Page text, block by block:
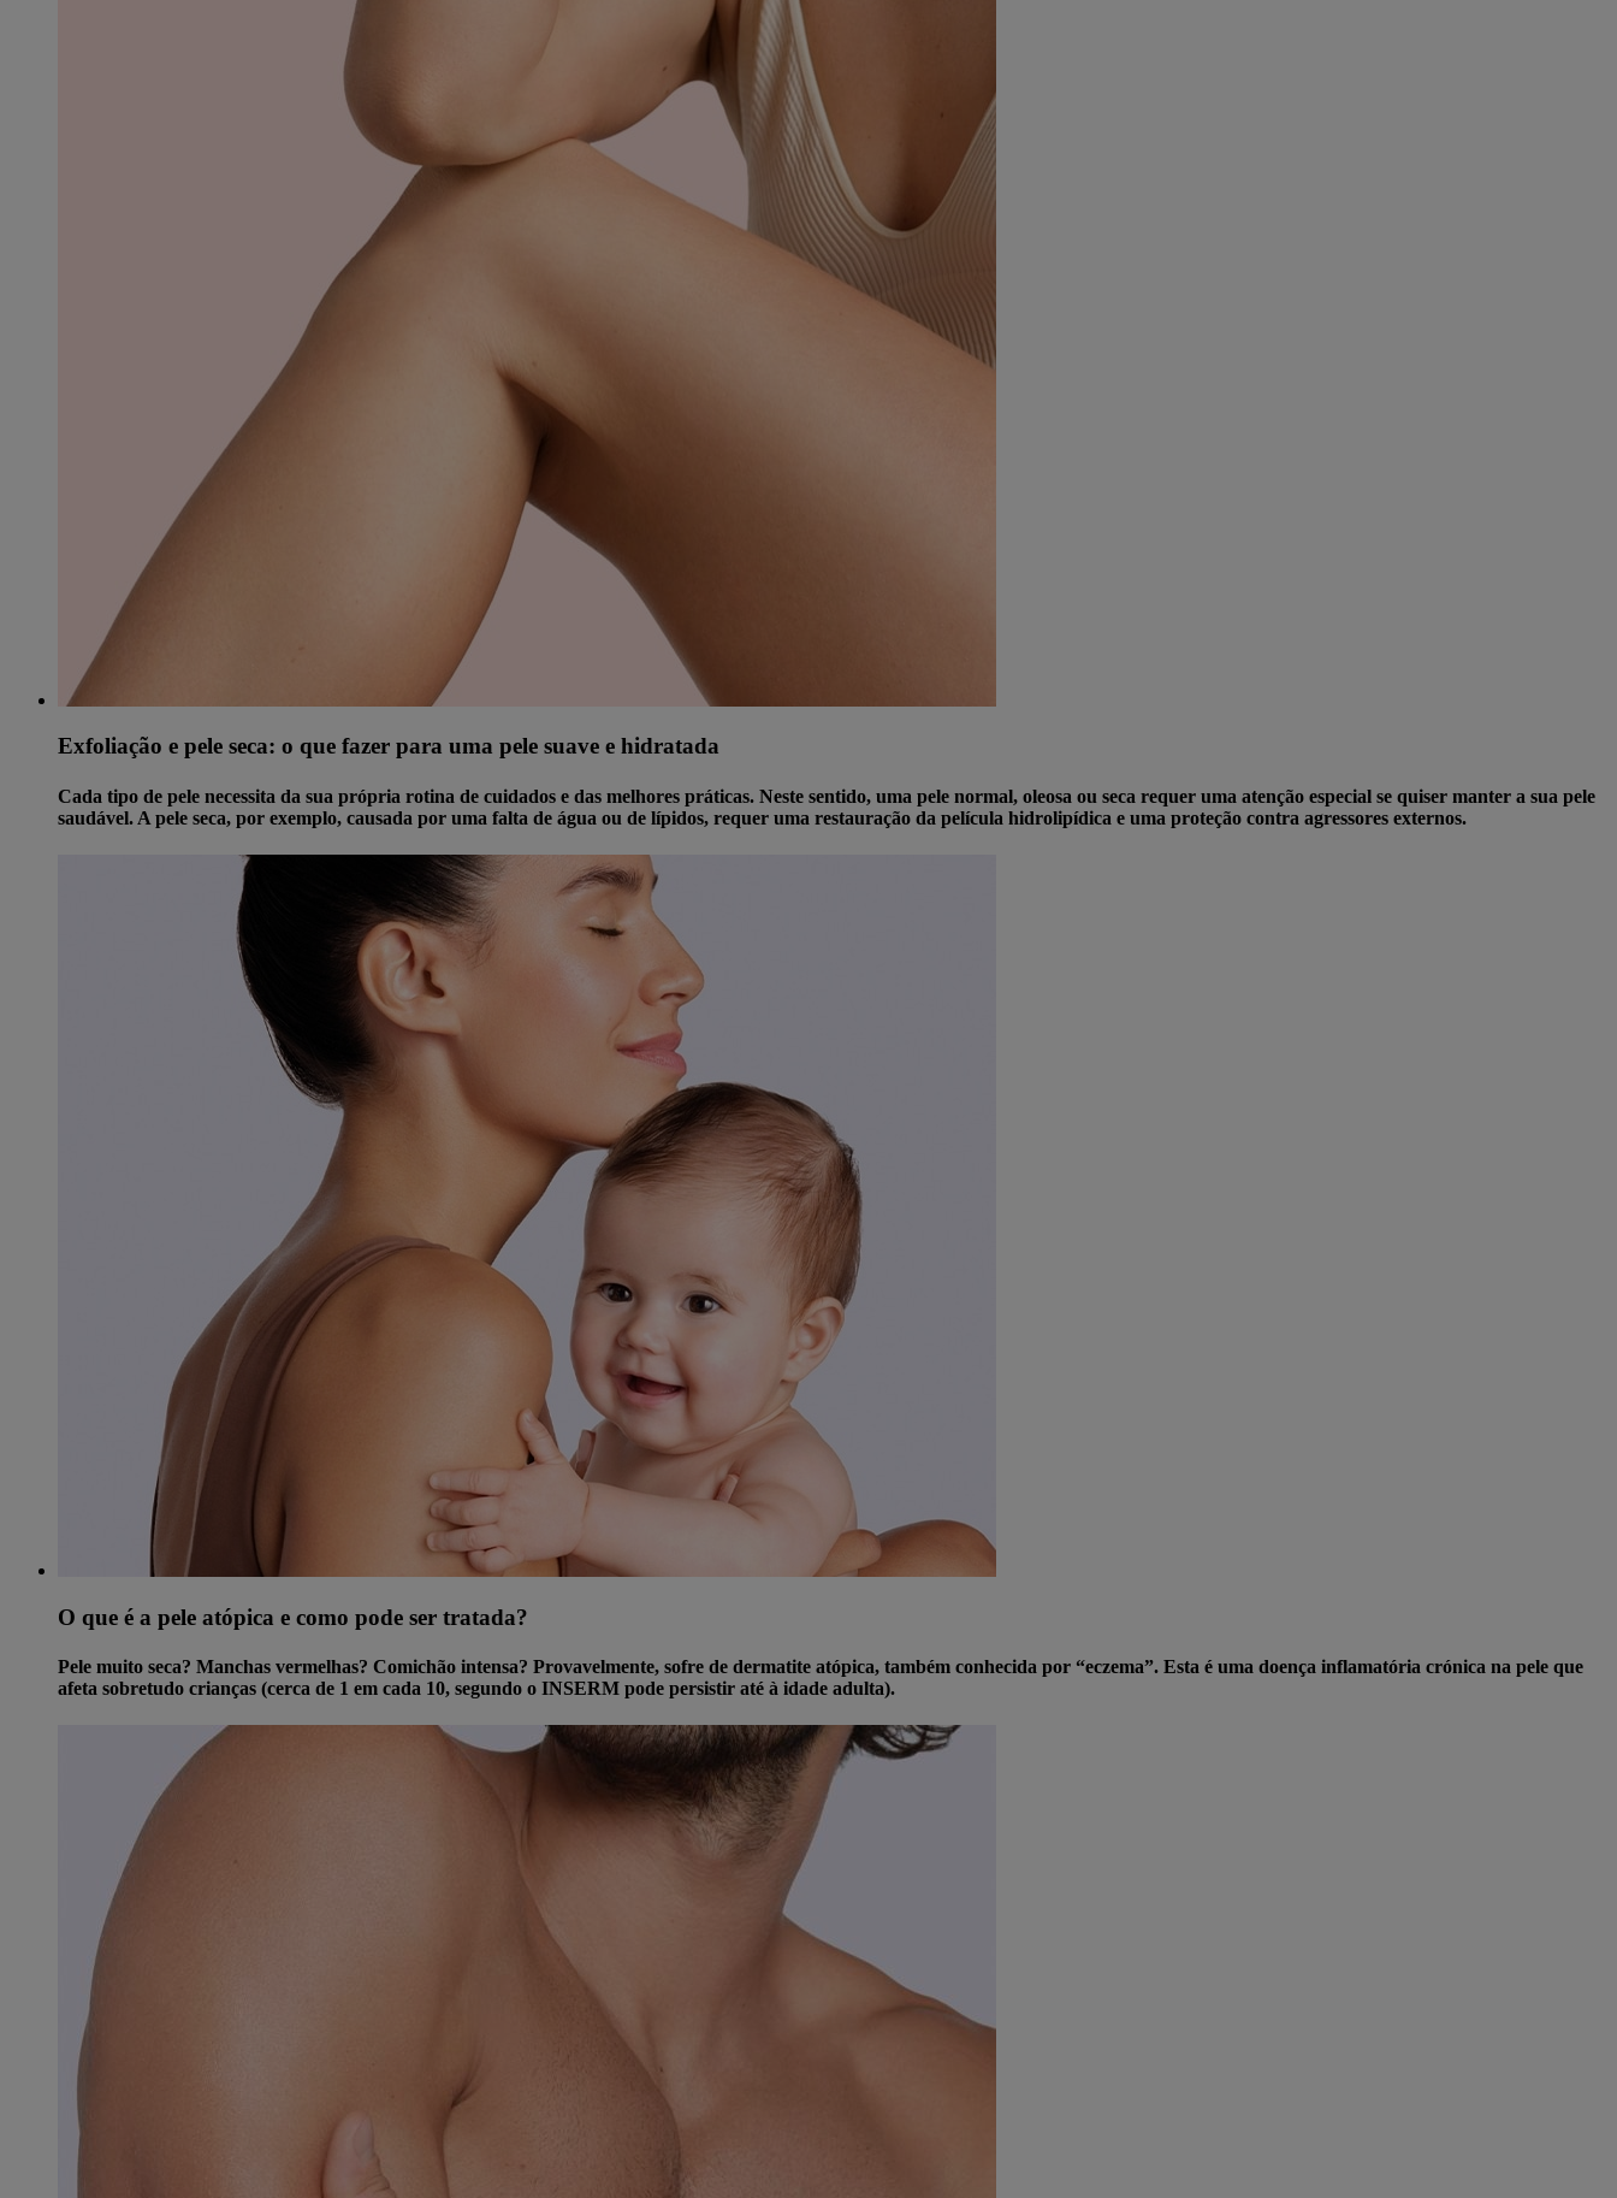
Exfoliação e pele seca: o que fazer para uma pele suave e hidratada
Cada tipo de pele necessita da sua própria rotina de cuidados e das melhores práticas. Neste sentido, uma pele normal, oleosa ou seca requer uma atenção especial se quiser manter a sua pele
saudável. A pele seca, por exemplo, causada por uma falta de água ou de lípidos, requer uma restauração da película hidrolipídica e uma proteção contra agressores externos.
O que é a pele atópica e como pode ser tratada?
Pele muito seca? Manchas vermelhas? Comichão intensa? Provavelmente, sofre de dermatite atópica, também conhecida por “eczema”. Esta é uma doença inflamatória crónica na pele que
afeta sobretudo crianças (cerca de 1 em cada 10, segundo o INSERM pode persistir até à idade adulta).